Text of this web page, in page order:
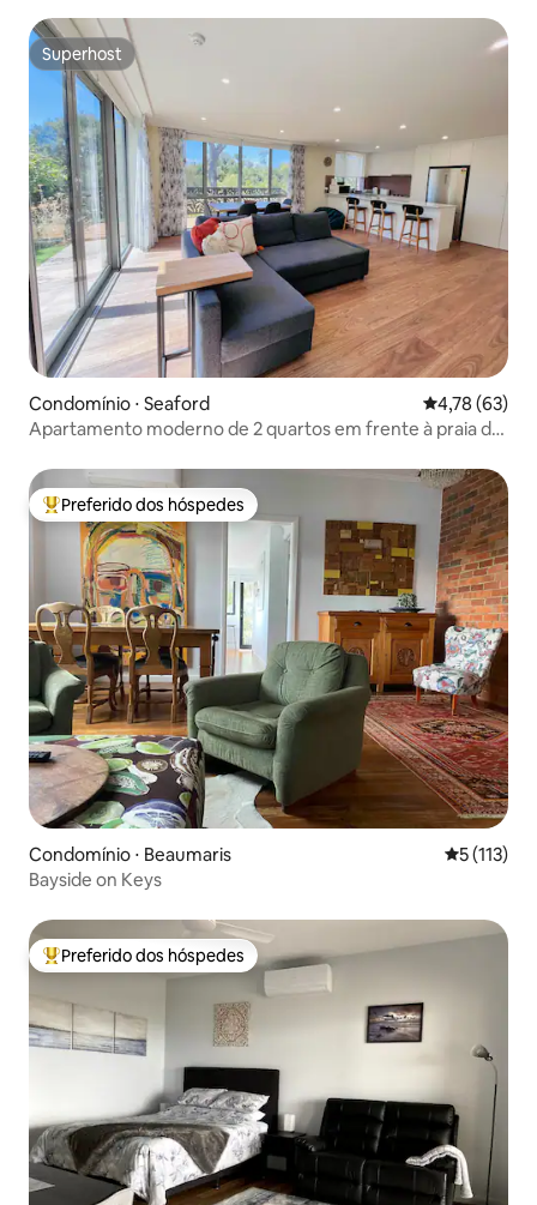
Superhost
Superhost
Condomínio ⋅ Seaford 4,78 de uma
4,78 (63)
Apartamento moderno de 2 quartos em frente à praia de
Entre os melhores preferidos dos hóspedes
Preferido dos hóspedes
Condomínio ⋅ Beaumaris 5 de uma
5 (113)
Bayside on Keys
Entre os melhores preferidos dos hóspedes
Preferido dos hóspedes